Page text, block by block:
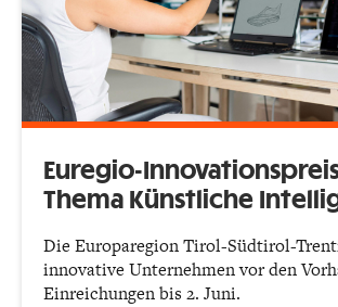
Euregio-
Thema Künstliche
Die Europaregion Tirol-Südtirol-
innovative Unternehmen vor den
Einreichungen bis 2. Juni.